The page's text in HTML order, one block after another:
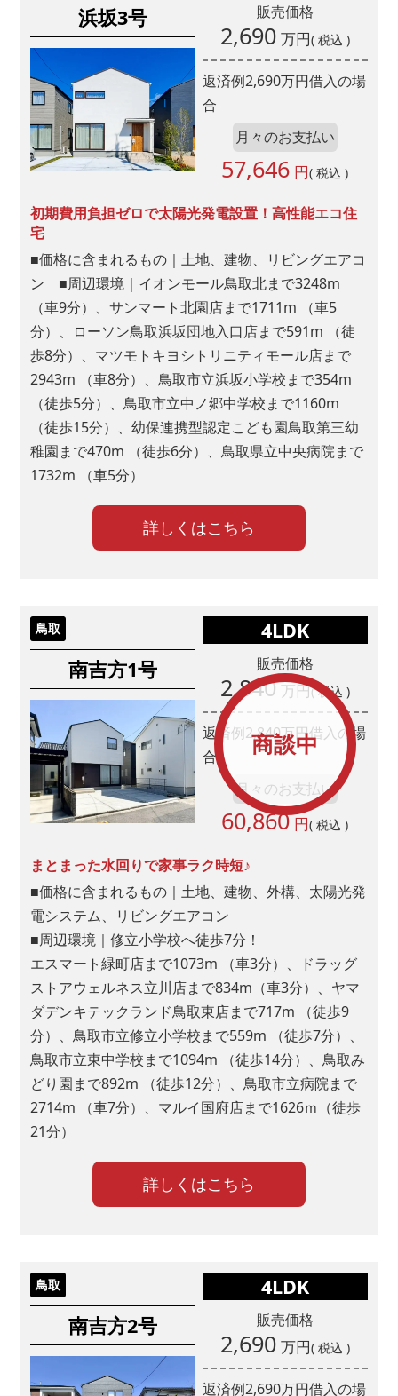
浜坂3号 販売価格
2,690万円( 税込 )
返済例2,690万円借入の場
合
月々のお支払い
57,646 円( 税込 )
初期費用負担ゼロで太陽光発電設置！高性能エコ住
宅
■価格に含まれるもの｜土地、建物、リビングエアコ
ン ■周辺環境｜イオンモール鳥取北まで3248m
（車9分）、サンマート北園店まで1711m （車5
分）、ローソン鳥取浜坂団地入口店まで591m （徒
歩8分）、マツモトキヨシトリニティモール店まで
2943m （車8分）、鳥取市立浜坂小学校まで354m
（徒歩5分）、鳥取市立中ノ郷中学校まで1160m
（徒歩15分）、幼保連携型認定こども園鳥取第三幼
稚園まで470m （徒歩6分）、鳥取県立中央病院まで
1732m （車5分）
詳しくはこちら
鳥取
南吉方1号
4LDK
商談中
販売価格
2,840万円( 税込 )
返済例2,840万円借入の場
合
月々のお支払い
60,860 円( 税込 )
まとまった水回りで家事ラク時短♪
■価格に含まれるもの｜土地、建物、外構、太陽光発
電システム、リビングエアコン
■周辺環境｜修立小学校へ徒歩7分！
エスマート緑町店まで1073m （車3分）、ドラッグ
ストアウェルネス立川店まで834m（車3分）、ヤマ
ダデンキテックランド鳥取東店まで717m （徒歩9
分）、鳥取市立修立小学校まで559m （徒歩7分）、
鳥取市立東中学校まで1094m （徒歩14分）、鳥取み
どり園まで892m （徒歩12分）、鳥取市立病院まで
2714m （車7分）、マルイ国府店まで1626ｍ（徒歩
21分）
詳しくはこちら
鳥取
南吉方2号
4LDK
販売価格
2,690万円( 税込 )
返済例2,690万円借入の場